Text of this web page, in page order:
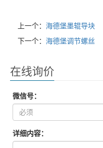
上一个： 海德堡墨辊导块
下一个： 海德堡调节螺丝
在线询价
微信号：
详细内容：